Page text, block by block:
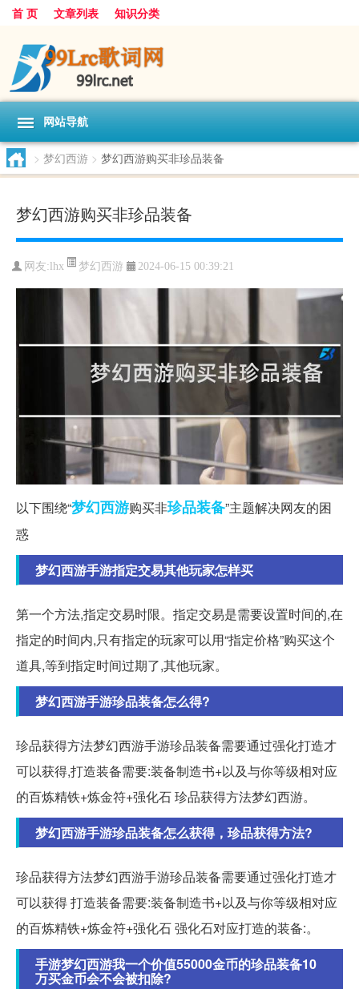
首 页 文章列表 知识分类
网站导航
> 梦幻西游 > 梦幻西游购买非珍品装备
梦幻西游购买非珍品装备
网友: lhx 梦幻西游 2024-06-15 00:39:21
以下围绕“梦幻西游购买非珍品装备”主题解决网友的困
惑
梦幻西游手游指定交易其他玩家怎样买
第一个方法,指定交易时限。指定交易是需要设置时间的,在
指定的时间内,只有指定的玩家可以用“指定价格”购买这个
道具,等到指定时间过期了,其他玩家。
梦幻西游手游珍品装备怎么得?
珍品获得方法梦幻西游手游珍品装备需要通过强化打造才
可以获得,打造装备需要:装备制造书+以及与你等级相对应
的百炼精铁+炼金符+强化石 珍品获得方法梦幻西游。
梦幻西游手游珍品装备怎么获得，珍品获得方法?
珍品获得方法梦幻西游手游珍品装备需要通过强化打造才
可以获得 打造装备需要:装备制造书+以及与你等级相对应
的百炼精铁+炼金符+强化石 强化石对应打造的装备:。
手游梦幻西游我一个价值55000金币的珍品装备10
万买金币会不会被扣除?